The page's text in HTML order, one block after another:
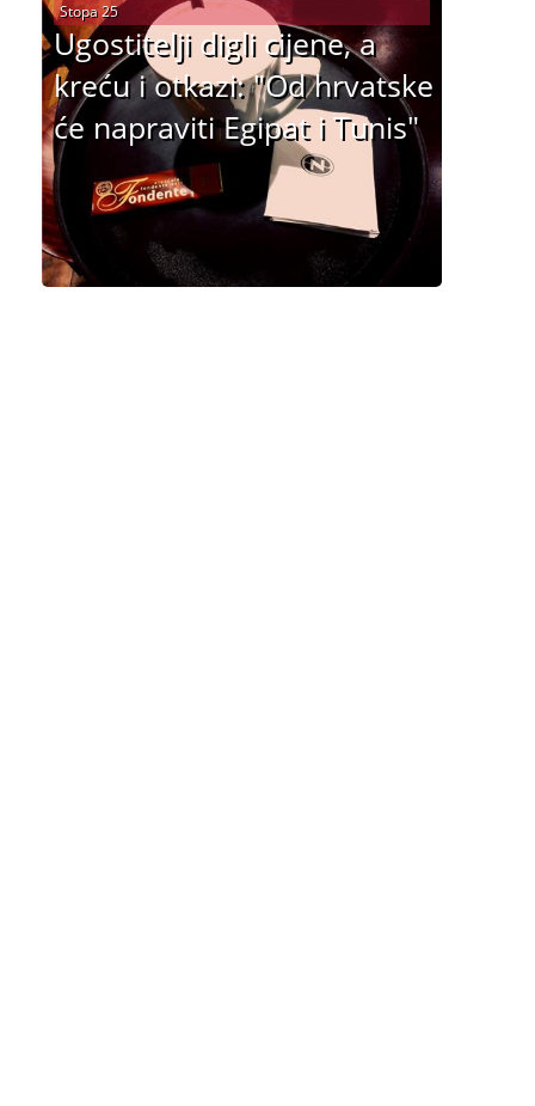
Ugostitelji digli cijene, a
kreću i otkazi: "Od hrvatske
će napraviti Egipat i Tunis"
Stopa 25